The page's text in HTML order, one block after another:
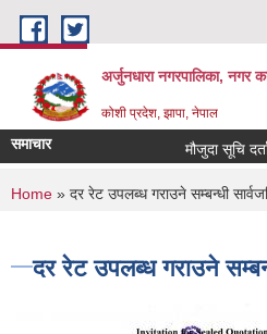
Skip to main content
अर्जुनधारा नगरपालिका, नगर
कोशी प्रदेश, झापा, नेपाल
समाचार मौजुदा सूचि दर्ता
You are here
Home » दर रेट उपलब्ध गराउने सम्बन्धी
दर रेट उपलब्ध गराउने